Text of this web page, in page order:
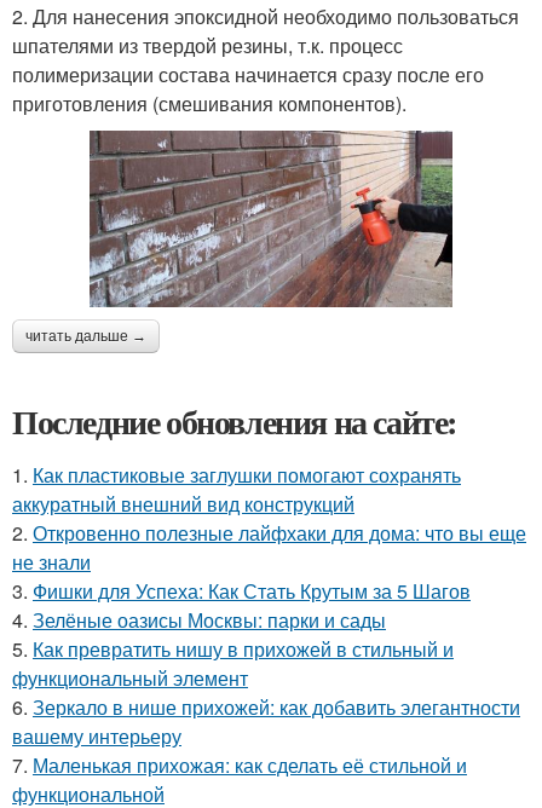
2. Для нанесения эпоксидной необходимо пользоваться
шпателями из твердой резины, т.к. процесс
полимеризации состава начинается сразу после его
приготовления (смешивания компонентов).
читать дальше →
Последние обновления на сайте:
1. Как пластиковые заглушки помогают сохранять
аккуратный внешний вид конструкций
2. Откровенно полезные лайфхаки для дома: что вы еще
не знали
3. Фишки для Успеха: Как Стать Крутым за 5 Шагов
4. Зелёные оазисы Москвы: парки и сады
5. Как превратить нишу в прихожей в стильный и
функциональный элемент
6. Зеркало в нише прихожей: как добавить элегантности
вашему интерьеру
7. Маленькая прихожая: как сделать её стильной и
функциональной